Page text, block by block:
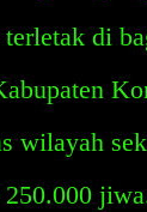
di
wilayah